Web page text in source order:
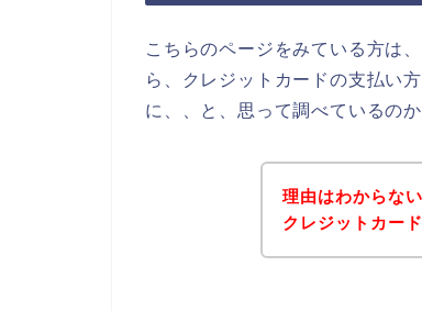
こちらのページをみている方は
ら、クレジットカードの支払い
に、、と、思って調べているの
理由はわからな
クレジットカー